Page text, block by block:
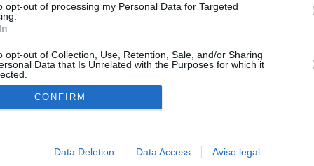
opt-out of processing my Personal Data for Targeted
opt-out of Collection, Use, Retention, Sale, and/or Sharing
Data that Is Unrelated with the Purposes for which it
CONFIRM
Data Deletion Data Access Aviso legal
Púnica y refugio de cargos del PP: así es la empresa
el ático de Ayuso